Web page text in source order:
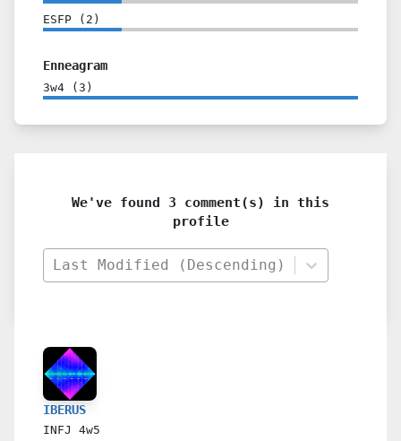
ESFP ( 2 )
Enneagram
3w4 ( 3 )
We've found 3 comment(s) in this
profile
Last Modified (Descending)
IBERUS
INFJ 4w5